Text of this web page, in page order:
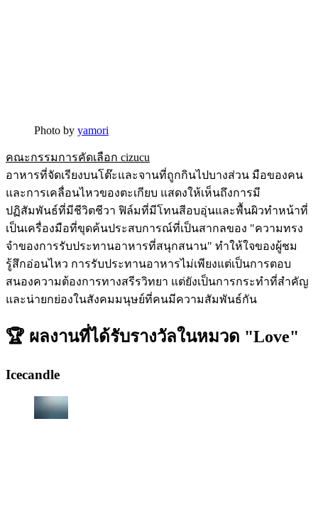
Photo by yamori
คณะกรรมการคัดเลือก cizucu
อาหารที่จัดเรียงบนโต๊ะและจานที่ถูกกินไปบางส่วน มือของคน
และการเคลื่อนไหวของตะเกียบ แสดงให้เห็นถึงการมี
ปฏิสัมพันธ์ที่มีชีวิตชีวา ฟิล์มที่มีโทนสีอบอุ่นและพื้นผิวทำหน้าที่
เป็นเครื่องมือที่ขุดค้นประสบการณ์ที่เป็นสากลของ "ความทรง
จำของการรับประทานอาหารที่สนุกสนาน" ทำให้ใจของผู้ชม
รู้สึกอ่อนไหว การรับประทานอาหารไม่เพียงแต่เป็นการตอบ
สนองความต้องการทางสรีรวิทยา แต่ยังเป็นการกระทำที่สำคัญ
และน่ายกย่องในสังคมมนุษย์ที่คนมีความสัมพันธ์กัน
🏆 ผลงานที่ได้รับรางวัลในหมวด "Love"
Icecandle